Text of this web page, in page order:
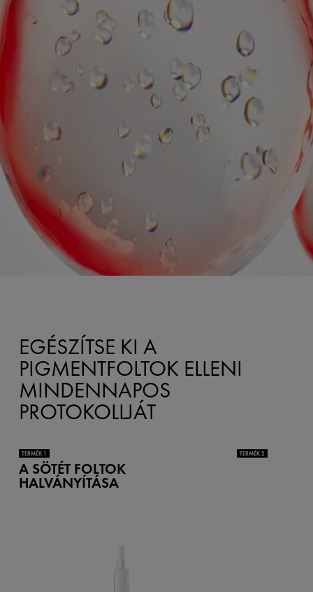
EGÉSZÍTSE KI A
PIGMENTFOLTOK ELLENI
MINDENNAPOS
PROTOKOLLJÁT
TERMÉK 1
A SÖTÉT FOLTOK
HALVÁNYÍTÁSA
TERMÉK 2